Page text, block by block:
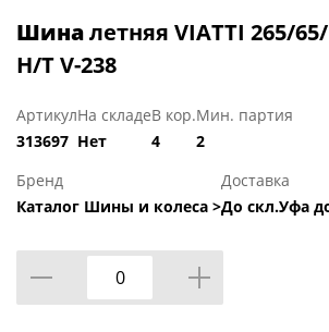
Шиналетняя VIATTI 265/
H/T V-238
Артикул
313697
На складе
Нет
В кор.
4
Мин. партия
2
Бренд
Каталог Шины и колеса >
Доставка
До скл.Уфа